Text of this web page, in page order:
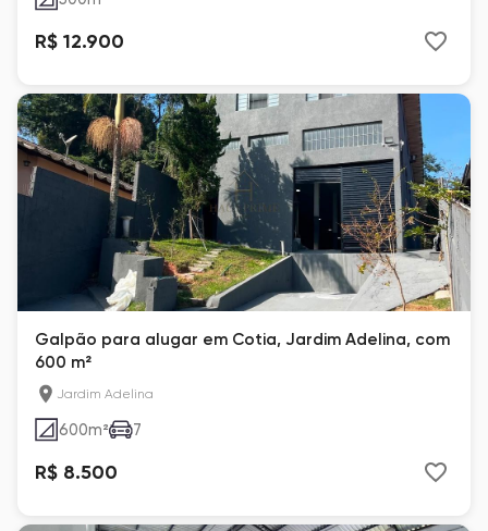
R$ 12.900
Galpão para alugar em Cotia, Jardim Adelina, com
600 m²
Jardim Adelina
600m² 7
R$ 8.500